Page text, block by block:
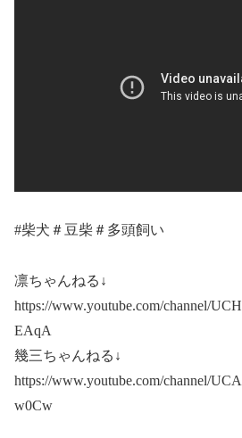
#柴犬＃豆柴＃多頭飼い
凛ちゃんねる↓
https://www.youtube.com/channel/
EAqA
幾三ちゃんねる↓
https://www.youtube.com/channel/
w0Cw